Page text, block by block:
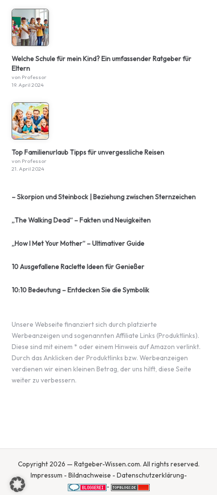
Welche Schule für mein Kind? Ein umfassender Ratgeber für
Eltern
von Professor
19. April 2024
Top Familienurlaub Tipps für unvergessliche Reisen
von Professor
21. April 2024
– Skorpion und Steinbock | Beziehung zwischen Sternzeichen
„The Walking Dead“ – Fakten und Neuigkeiten
„How I Met Your Mother“ – Ultimativer Guide
10 Ausgefallene Raclette Ideen für Genießer
10:10 Bedeutung – Entdecken Sie die Symbolik
Unsere Webseite finanziert sich durch platzierte
Werbeanzeigen und sogenannten Affiliate Links (Produktlinks).
Diese sind mit einem * oder einem Hinweis auf Amazon verlinkt.
Durch das Anklicken der Produktlinks bzw. Werbeanzeigen
verdienen wir einen kleinen Betrag, der uns hilft, diese Seite
weiter zu verbessern.
Copyright 2026 — Ratgeber-Wissen.com. All rights reserved.
Impressum - Bildnachweise - Datenschutzerklärung-
-